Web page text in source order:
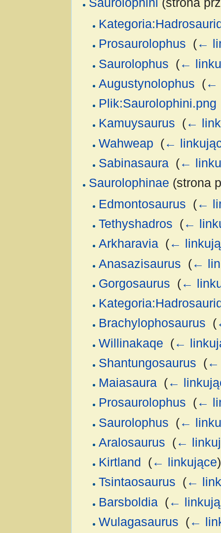
Saurolophini (strona
Prosaurolophus (←
Saurolophus (←
Augustynolophus (←
Plik:Saurolophini.png
Kamuysaurus (←
Wahweap (←
Sabinasaura‎ (←
Saurolophinae (strona
Edmontosaurus (←
Tethyshadros (←
Arkharavia‎ (←
Anasazisaurus (←
Gorgosaurus (←
Brachylophosaurus (
Willinakaqe (←
Shantungosaurus (←
Maiasaura‎ (←
Prosaurolophus (←
Saurolophus (←
Aralosaurus (←
Kirtland
(← linkujące)
Tsintaosaurus (←
Barsboldia‎ (←
Wulagasaurus (←